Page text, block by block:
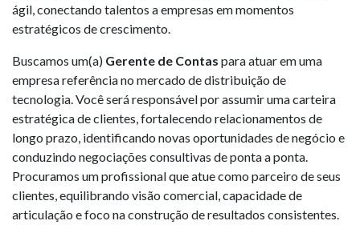
ágil, conectando talentos a empresas em momentos
estratégicos de crescimento.
Buscamos um(a) Gerente de Contas para atuar em uma
empresa referência no mercado de distribuição de
tecnologia. Você será responsável por assumir uma carteira
estratégica de clientes, fortalecendo relacionamentos de
longo prazo, identificando novas oportunidades de negócio e
conduzindo negociações consultivas de ponta a ponta.
Procuramos um profissional que atue como parceiro de seus
clientes, equilibrando visão comercial, capacidade de
articulação e foco na construção de resultados consistentes.